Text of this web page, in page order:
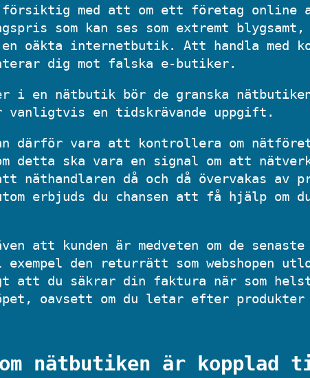
försiktig med att om ett företag online
som kan ses som extremt
en oäkta internetbutik. Att handla med
dig mot falska e-butiker.
i en nätbutik bör de granska
vanligtvis en tidskrävande uppgift.
därför vara att kontrollera om
detta ska vara en signal om att
näthandlaren då och då övervakas av
erbjuds du chansen att få hjälp om
att kunden är medveten om de
den returrätt som webshopen
att du säkrar din faktura när som
oavsett om du letar efter
nätbutiken är kopplad